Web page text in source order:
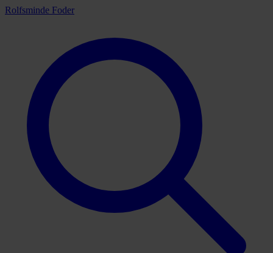
Rolfsminde Foder